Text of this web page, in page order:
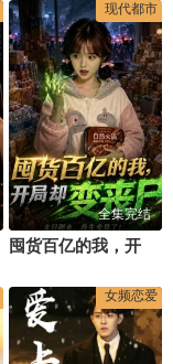
现代都市
全集完结
囤货百亿的我，开局却变丧尸
女频恋爱